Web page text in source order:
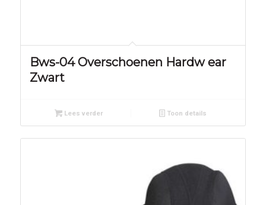
Bws-04 Overschoenen Hardw ear
Zwart
Lees verder Toon details